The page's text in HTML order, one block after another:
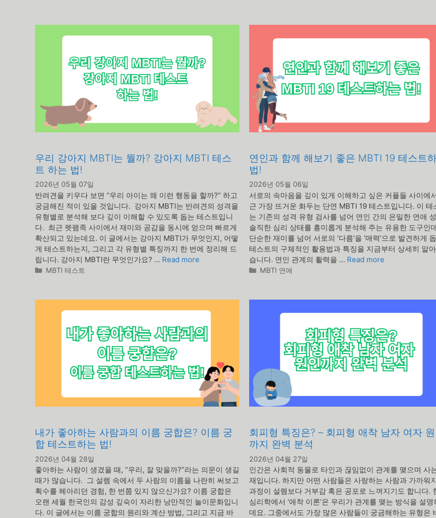
우리 강아지 MBTI는 뭘까? 강아지 MBTI 테스
트 하는 법!
2026년 05월 07일
반려견을 키우다 보면 “우리 아이는 왜 이런 행동을 할까?” 하고
궁금해진 적이 있을 것입니다. 강아지 MBTI는 반려견의 성격을
유형별로 분석해 보다 깊이 이해할 수 있도록 돕는 테스트입니
다. 최근 펫팸족 사이에서 재미와 공감을 동시에 얻으며 빠르게
확산되고 있는데요. 이 글에서는 강아지 MBTI가 무엇인지, 어떻
게 테스트하는지, 그리고 각 유형별 특징까지 한 번에 정리해 드
립니다. 강아지 MBTI란 무엇인가요? … Read more
카
리
MBTI 테스트
연인과 함께 해보기 좋은 MBTI 19 테스트
법!
2026년 05월 06일
서로의 속마음을 깊이 있게 이해하고 싶은 커플들 사이에
근 가장 뜨거운 화두는 단연 MBTI 19 테스트입니다. 이 테
는 기존의 성격 유형 검사를 넘어 연인 간의 은밀한 연애
솔직한 심리 상태를 흥미롭게 분석해 주는 유용한 도구인
단순한 재미를 넘어 서로의 ‘다름’을 ‘매력’으로 발견하게
테스트의 구체적인 활용법과 특징을 지금부터 상세히 알
습니다. 연인 관계의 활력을 … Read more
카
리
MBTI 연애
내가 좋아하는 사람과의 이름 궁합은? 이름 궁
합 테스트하는 법!
2026년 04월 28일
좋아하는 사람이 생겼을 때, “우리, 잘 맞을까?”라는 의문이 생길
때가 많습니다. 그 설렘 속에서 두 사람의 이름을 나란히 써보고
획수를 헤아리던 경험, 한 번쯤 있지 않으신가요? 이름 궁합은
오랜 세월 한국인의 감성 깊숙이 자리한 낭만적인 놀이문화입니
다. 이 글에서는 이름 궁합의 원리와 계산 방법, 그리고 지금 바
회피형 특징은? – 회피형 애착 남자 여자 원
까지 완벽 분석
2026년 04월 27일
인간은 사회적 동물로 타인과 끊임없이 관계를 맺으며 사
재입니다. 하지만 어떤 사람들은 사랑하는 사람과 가까워
과정이 설렘보다 거부감 혹은 공포로 느껴지기도 합니다.
심리학에서 ‘애착 이론’은 우리가 관계를 맺는 방식을 설명
데요. 그중에서도 가장 많은 사람들이 궁금해하는 유형은